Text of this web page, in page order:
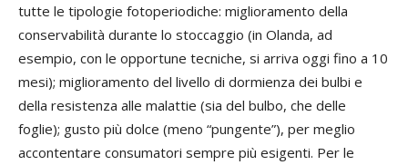
tutte le tipologie fotoperiodiche: miglioramento della
conservabilità durante lo stoccaggio (in Olanda, ad
esempio, con le opportune tecniche, si arriva oggi fino a 10
mesi); miglioramento del livello di dormienza dei bulbi e
della resistenza alle malattie (sia del bulbo, che delle
foglie); gusto più dolce (meno “pungente”), per meglio
accontentare consumatori sempre più esigenti. Per le